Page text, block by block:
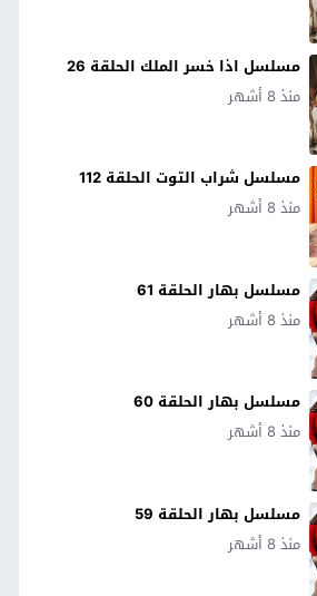
مسلسل اذا خسر الملك الحلقة 26
منذ 8 أشهر
مسلسل شراب التوت الحلقة 112
منذ 8 أشهر
مسلسل بهار الحلقة 61
منذ 8 أشهر
مسلسل بهار الحلقة 60
منذ 8 أشهر
مسلسل بهار الحلقة 59
منذ 8 أشهر